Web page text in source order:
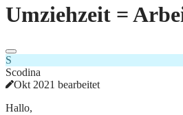
Umziehzeit =
S
Scodina
Okt 2021 bearbeitet
Hallo,